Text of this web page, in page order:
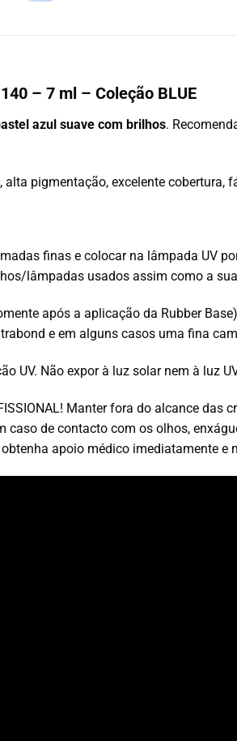
– 7 ml – Coleção BLUE
azul suave com brilhos.
alta pigmentação, excelente cobertura,
finas e colocar na lâmpada UV
lâmpadas usados assim como a
após a aplicação da Rubber
e em alguns casos uma fina
UV. Não expor à luz solar nem à luz
Manter fora do alcance
caso de contacto com os olhos,
apoio médico imediatamente e